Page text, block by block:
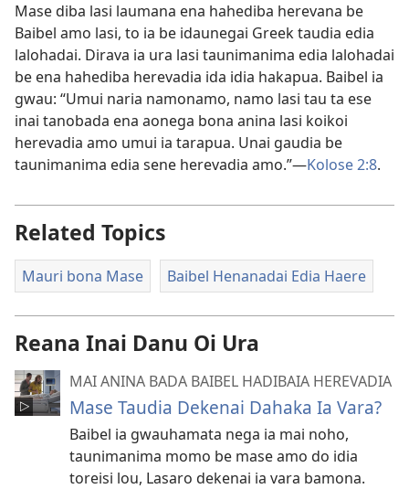
Mase diba lasi laumana ena hahediba herevana be
Baibel amo lasi, to ia be idaunegai Greek taudia edia
lalohadai. Dirava ia ura lasi taunimanima edia lalohadai
be ena hahediba herevadia ida idia hakapua. Baibel ia
gwau: “Umui naria namonamo, namo lasi tau ta ese
inai tanobada ena aonega bona anina lasi koikoi
herevadia amo umui ia tarapua. Unai gaudia be
taunimanima edia sene herevadia amo.”​—Kolose 2:8.
Related Topics
Mauri bona Mase Baibel Henanadai Edia Haere
Reana Inai Danu Oi Ura
MAI ANINA BADA BAIBEL HADIBAIA HEREVADIA
Mase Taudia Dekenai Dahaka Ia Vara?
Baibel ia gwauhamata nega ia mai noho,
taunimanima momo be mase amo do idia
toreisi lou, Lasaro dekenai ia vara bamona.